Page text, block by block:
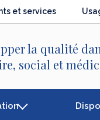
et services
la qualité
social et